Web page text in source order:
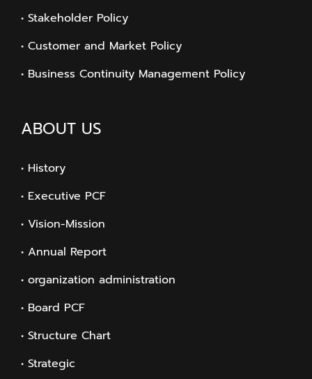
• Stakeholder Policy
• Customer and Market Policy
• Business Continuity Management Policy
ABOUT US
• History
• Executive PCF
• Vision-Mission
• Annual Report
• organization administration
• Board PCF
• Structure Chart
• Strategic